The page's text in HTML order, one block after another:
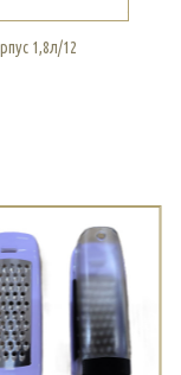
1,8л/12